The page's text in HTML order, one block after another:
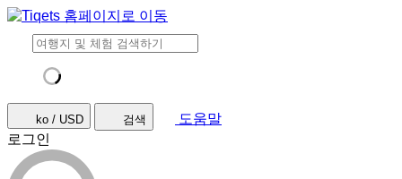
ko / USD 검색
도움말
로그인